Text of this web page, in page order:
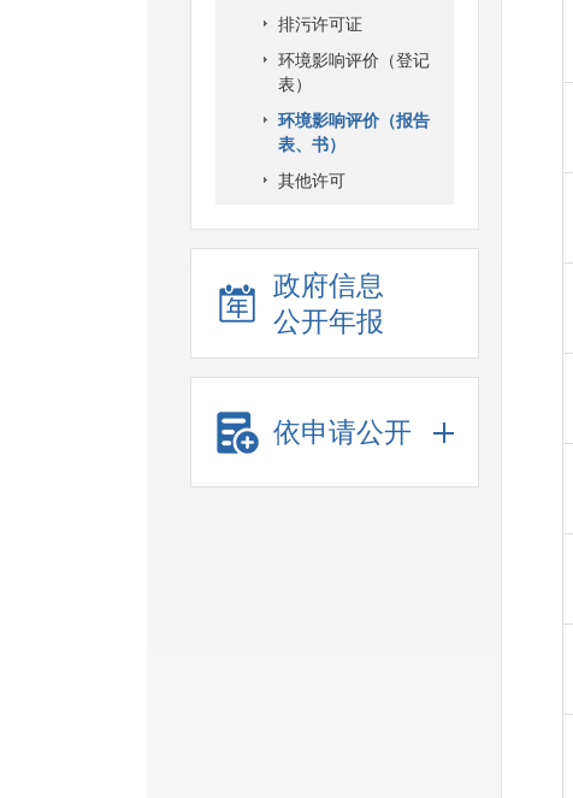
排污许可证
环境影响评价（登记
表）
环境影响评价（报告
表、书）
其他许可
政府信息
公开年报
依申请公开